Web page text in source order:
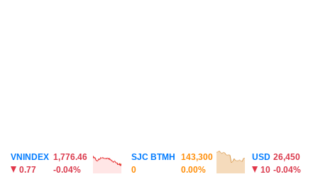
VNINDEX 1,776.46
0.77
-0.04%
SJC BTMH
143,300
0
0.00%
USD 26,450
10 -0.04%